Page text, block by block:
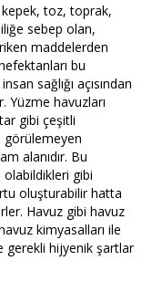
kepek, toz, toprak,
sebep olan,
maddelerden
bu
sağlığı açısından
Yüzme havuzları
gibi çeşitli
görülemeyen
alanıdır. Bu
gibi
oluşturabilir hatta
Havuz gibi havuz
kimyasalları ile
gerekli hijyenik şartlar